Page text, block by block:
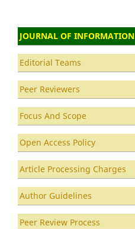
JOURNAL OF INFORMATION
Editorial Teams
Peer Reviewers
Focus And Scope
Open Access Policy
Article Processing Charges
Author Guidelines
Peer Review Process